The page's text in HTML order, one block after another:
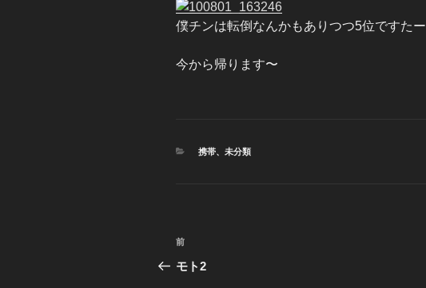
僕チンは転倒なんかもありつつ5位ですたー
今から帰ります〜
カ
携帯、 未分類
投
稿
前
の
前
モト2